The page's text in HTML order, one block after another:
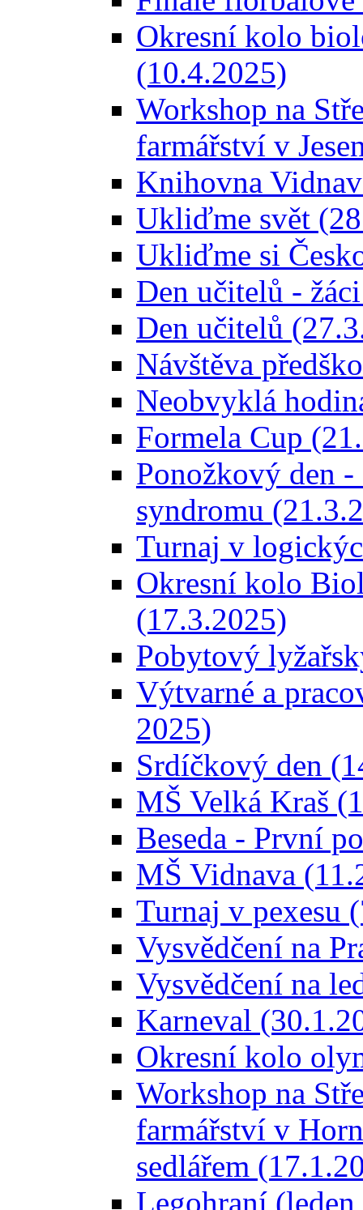
Okresní kolo
(10.4.2025)
Workshop na
farmářství v
Knihovna
Ukliďme svět
Ukliďme si
Den učitelů -
Den učitelů
Návštěva
Neobvyklá
Formela Cup
Ponožkový den
syndromu
Turnaj v
Okresní kolo
(17.3.2025)
Pobytový
Výtvarné a
2025)
Srdíčkový den
MŠ Velká Kraš
Beseda - První
MŠ Vidnava
Turnaj v pexesu
Vysvědčení na
Vysvědčení na
Karneval
Okresní kolo
Workshop na
farmářství v
sedlářem
Legohraní